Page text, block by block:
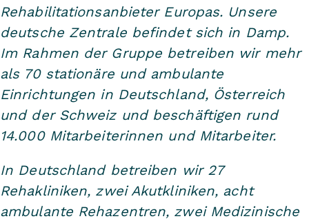
Rehabilitationsanbieter Europas. Unsere
deutsche Zentrale befindet sich in Damp.
Im Rahmen der Gruppe betreiben wir mehr
als 70 stationäre und ambulante
Einrichtungen in Deutschland, Österreich
und der Schweiz und beschäftigen rund
14.000 Mitarbeiterinnen und Mitarbeiter.
In Deutschland betreiben wir 27
Rehakliniken, zwei Akutkliniken, acht
ambulante Rehazentren, zwei Medizinische